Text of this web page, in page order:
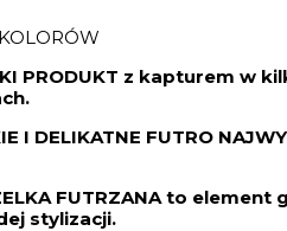
PRODUKT z kapturem w
I DELIKATNE FUTRO
FUTRZANA to
stylizacji.